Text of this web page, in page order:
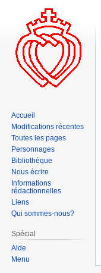
Accueil
Modifications récentes
Toutes les pages
Personnages
Bibliothèque
Nous écrire
Informations
rédactionnelles
Liens
Qui sommes-nous?
Spécial
Aide
Menu